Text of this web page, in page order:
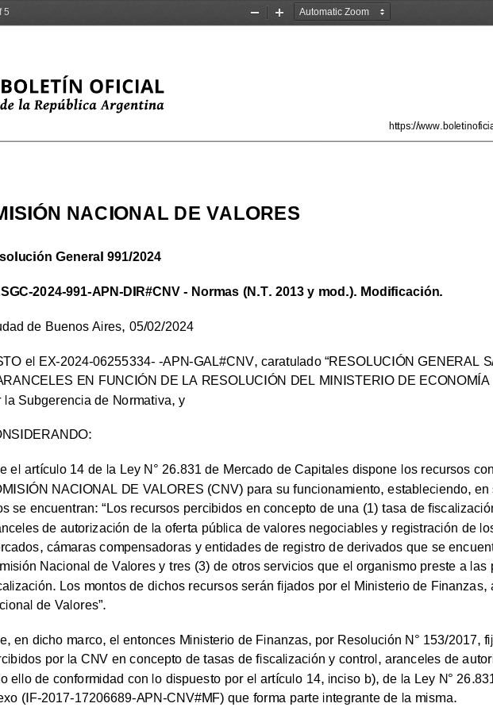
5
Zoom
Zoom
https://
NACIONAL DE VALORES
General 991/2024
2024-991-APN-DIR#CNV - Normas (N.T. 2013 y mod.). Modificación.
de Buenos Aires, 05/02/2024
el EX-2024-06255334- -APN-GAL#CNV, caratulado “RESOLUCIÓN GENERAL
EN FUNCIÓN DE LA RESOLUCIÓN DEL MINISTERIO DE ECONOMÍA
la Subgerencia de Normativa, y
el artículo 14 de la Ley N° 26.831 de Mercado de Capitales dispone los recursos
NACIONAL DE VALORES (CNV) para su funcionamiento, estableciendo,
se encuentran: “Los recursos percibidos en concepto de una (1) tasa de
de autorización de la oferta pública de valores negociables y registración de
cámaras compensadoras y entidades de registro de derivados que se
Nacional de Valores y tres (3) de otros servicios que el organismo preste a las
Los montos de dichos recursos serán fijados por el Ministerio de Finanzas,
de Valores”.
en dicho marco, el entonces Ministerio de Finanzas, por Resolución N° 153/2017,
por la CNV en concepto de tasas de fiscalización y control, aranceles de
ello de conformidad con lo dispuesto por el artículo 14, inciso b), de la Ley N°
(IF-2017-17206689-APN-CNV#MF) que forma parte integrante de la misma.